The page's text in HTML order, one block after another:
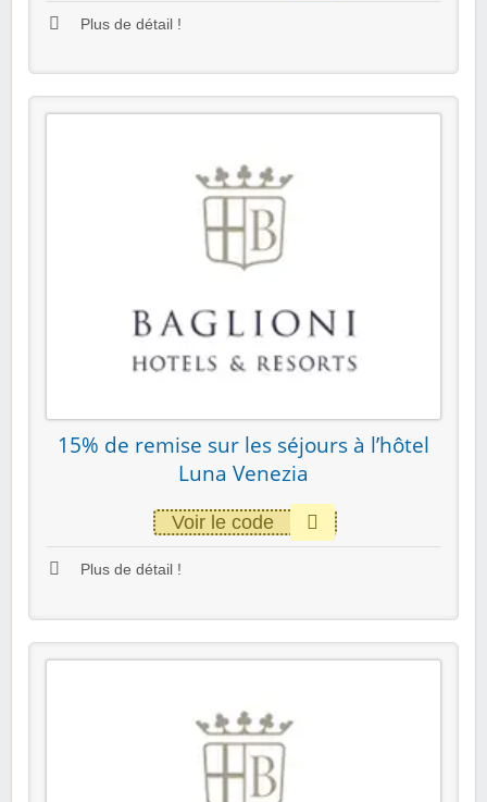
Plus de détail !
15% de remise sur les séjours à l’hôtel
Luna Venezia
Voir le code
Plus de détail !